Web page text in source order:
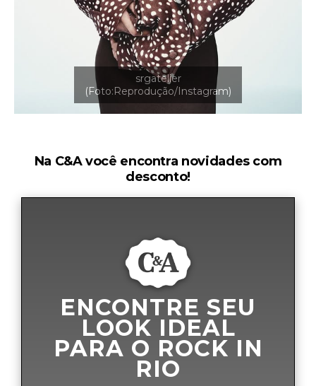
Na C&A você encontra novidades com
desconto!
ENCONTRE SEU
LOOK IDEAL
PARA O ROCK IN
RIO